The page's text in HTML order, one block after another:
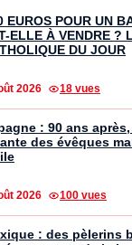
EUROS POUR UN
ELLE À VENDRE ?
DU JOUR
2026 18 vues
: 90 ans
des évêques
2026 100 vues
: des pèlerins